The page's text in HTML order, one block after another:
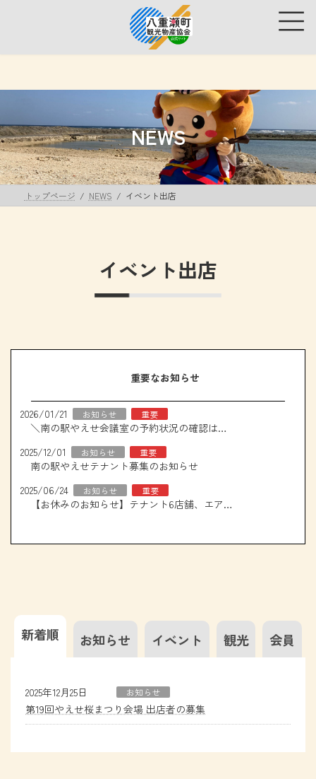
ス
プ
ン
動
NEWS
トップページ NEWS イベント出店
イベント出店
重要なお知らせ
2026/01/21 お知らせ 重要
＼南の駅やえせ会議室の予約状況の確認はこちら！／
2025/12/01
お知らせ 重要
南の駅やえせテナント募集のお知らせ
2025/06/24
お知らせ 重要
【お休みのお知らせ】テナント6店舗、エアコン取り換え工事について
新着順 お知らせ イベント 観光 会員
2025年12月25日 お知らせ
第19回やえせ桜まつり会場 出店者の募集